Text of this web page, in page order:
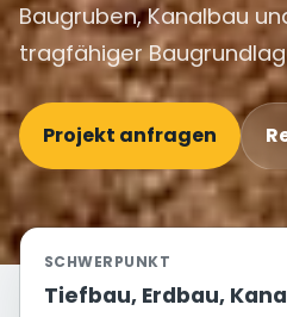
Baugruben, Kanalbau
tragfähiger
Projekt anfragen
SCHWERPUNKT
Tiefbau, Erdbau,